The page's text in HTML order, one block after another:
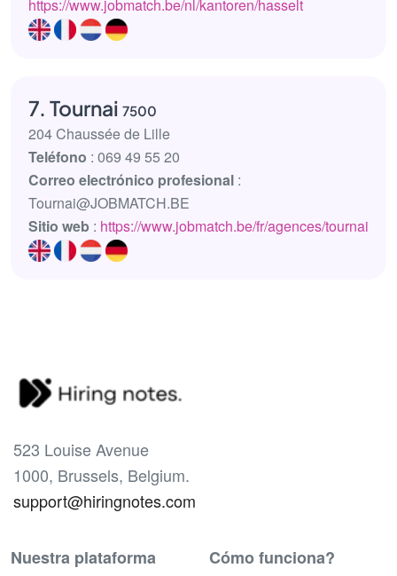
https://www.jobmatch.be/nl/kantoren/hasselt
7. Tournai 7500
204 Chaussée de Lille
Teléfono : 069 49 55 20
Correo electrónico profesional :
Tournai@JOBMATCH.BE
Sitio web : https://www.jobmatch.be/fr/agences/tournai
523 Louise Avenue
1000, Brussels, Belgium.
support@hiringnotes.com
Nuestra plataforma Cómo funciona?